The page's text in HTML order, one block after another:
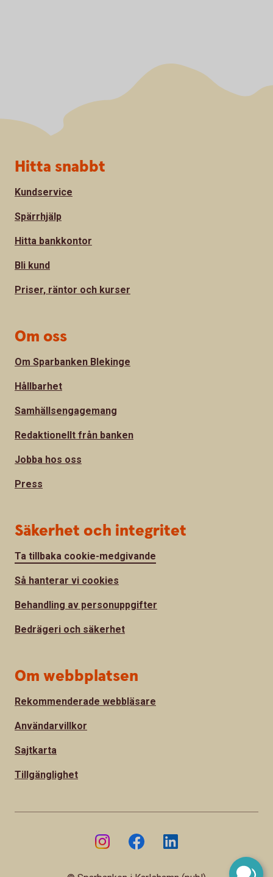
Sidfot
Hitta snabbt
Kundservice
Spärrhjälp
Hitta bankkontor
Bli kund
Priser, räntor och kurser
Om oss
Om Sparbanken Blekinge
Hållbarhet
Samhällsengagemang
Redaktionellt från banken
Jobba hos oss
Press
Säkerhet och integritet
Ta tillbaka cookie-medgivande
Så hanterar vi cookies
Behandling av personuppgifter
Bedrägeri och säkerhet
Om webbplatsen
Rekommenderade webbläsare
Användarvillkor
Sajtkarta
Tillgänglighet